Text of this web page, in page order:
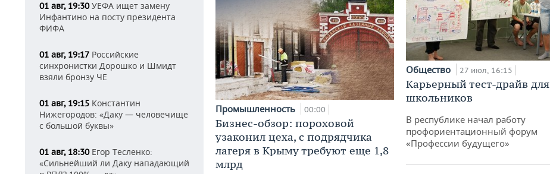
01 авг, 19:30УЕФА ищет замену
Инфантино на посту президента
ФИФА
01 авг, 19:17 Российские
синхронистки Дорошко и Шмидт
взяли бронзу ЧЕ
01 авг, 19:15 Константин
Нижегородов: «Даку — человечище
с большой буквы»
01 авг, 18:30Егор Тесленко:
«Сильнейший ли Даку нападающий
Промышленность 00:00
Бизнес-обзор: пороховой
узаконил цеха, с подрядчика
лагеря в Крыму требуют еще 1,8
млрд
Общество 27 июл, 16:15
Карьерный тест-драйв для
школьников
В республике начал работу
профориентационный форум
«Профессии будущего»